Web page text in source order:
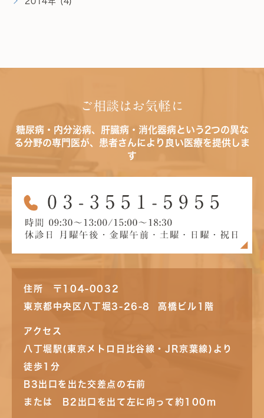
ご相談はお気軽に
糖尿病・内分泌病、肝臓病・消化器病という2つの異な
る分野の専門医が、患者さんにより良い医療を提供しま
す
住所 〒104-0032
東京都中央区八丁堀3-26-8 高橋ビル1階
アクセス
八丁堀駅(東京メトロ日比谷線・JR京葉線)より
徒歩1分
B3出口を出た交差点の右前
または B2出口を出て左に向って約100m